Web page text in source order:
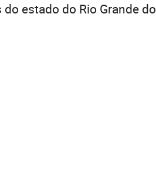
estado do Rio Grande do